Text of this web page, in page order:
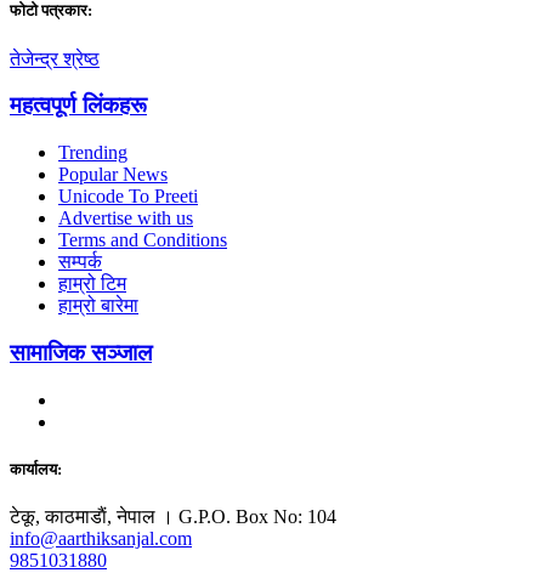
फाेटाे पत्रकार:
तेजेन्द्र श्रेष्ठ
महत्वपूर्ण लिंकहरू
Trending
Popular News
Unicode To Preeti
Advertise with us
Terms and Conditions
सम्पर्क
हाम्रो टिम
हाम्रो बारेमा
सामाजिक सञ्जाल
कार्यालय:
टेकू, काठमाडाैं, नेपाल । G.P.O. Box No: 104
info@aarthiksanjal.com
9851031880